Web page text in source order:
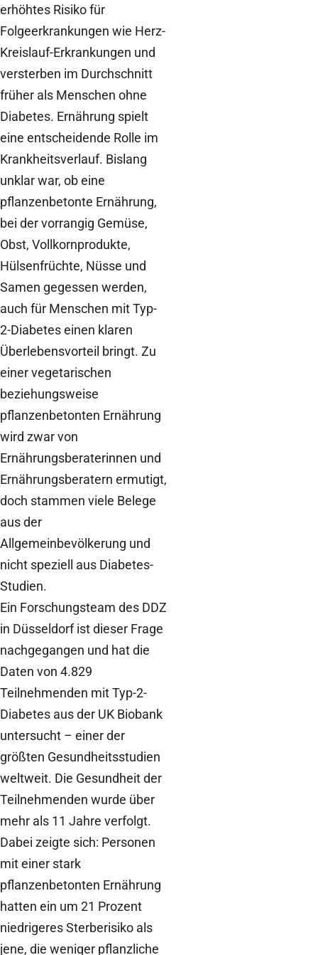
erhöhtes Risiko für
Folgeerkrankungen wie Herz-
Kreislauf-Erkrankungen und
versterben im Durchschnitt
früher als Menschen ohne
Diabetes. Ernährung spielt
eine entscheidende Rolle im
Krankheitsverlauf. Bislang
unklar war, ob eine
pflanzenbetonte Ernährung,
bei der vorrangig Gemüse,
Obst, Vollkornprodukte,
Hülsenfrüchte, Nüsse und
Samen gegessen werden,
auch für Menschen mit Typ-
2-Diabetes einen klaren
Überlebensvorteil bringt. Zu
einer vegetarischen
beziehungsweise
pflanzenbetonten Ernährung
wird zwar von
Ernährungsberaterinnen und
Ernährungsberatern ermutigt,
doch stammen viele Belege
aus der
Allgemeinbevölkerung und
nicht speziell aus Diabetes-
Studien.
Ein Forschungsteam des DDZ
in Düsseldorf ist dieser Frage
nachgegangen und hat die
Daten von 4.829
Teilnehmenden mit Typ-2-
Diabetes aus der UK Biobank
untersucht – einer der
größten Gesundheitsstudien
weltweit. Die Gesundheit der
Teilnehmenden wurde über
mehr als 11 Jahre verfolgt.
Dabei zeigte sich: Personen
mit einer stark
pflanzenbetonten Ernährung
hatten ein um 21 Prozent
niedrigeres Sterberisiko als
jene, die weniger pflanzliche